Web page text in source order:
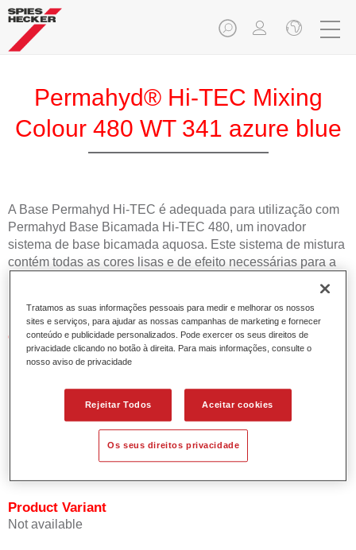
Permahyd® Hi-TEC Mixing
Colour 480 WT 341 azure blue
A Base Permahyd Hi-TEC é adequada para utilização com
Permahyd Base Bicamada Hi-TEC 480, um inovador
sistema de base bicamada aquosa. Este sistema de mistura
contém todas as cores lisas e de efeito necessárias para a
Características do produto
Simples e rápido de aplicar.
orientação de efeito.
Promove tempos de processo curtos.
Permite um disfarce fácil e fiável.
Proporciona uma óptima cobertura.
Utilizada na repintura de cores de efeito especial OEM.
Product Variant
Not available
Tratamos as suas informações pessoais para medir e melhorar os nossos
sites e serviços, para ajudar as nossas campanhas de marketing e fornecer
conteúdo e publicidade personalizados. Pode exercer os seus direitos de
privacidade clicando no botão à direita. Para mais informações, consulte o
nosso aviso de privacidade
Rejeitar Todos Aceitar cookies
Os seus direitos privacidade